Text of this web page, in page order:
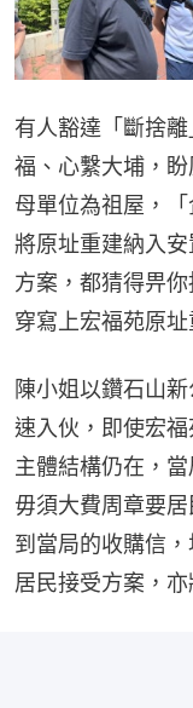
有人豁達「斷捨
福、心繫大埔，
母單位為祖屋，
將原址重建納入
方案，都猜得畀
穿寫上宏福苑原
陳小姐以鑽石山
速入伙，即使宏
主體結構仍在，
毋須大費周章要
到當局的收購信
居民接受方案，